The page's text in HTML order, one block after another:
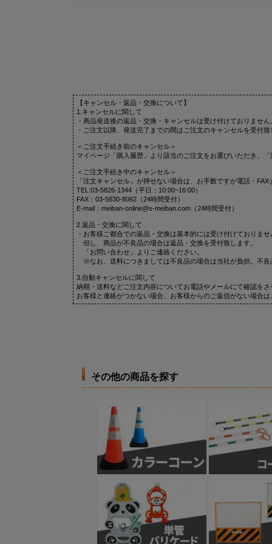
【キャンセル・返品・交換について】
1.キャンセルに関して
・商品発送後の返品・交換・キャンセルは受け付けておりません
・ご注文以降、発送完了までの間はご注文のキャンセルを受付致
＜ご注文手続き前のキャンセル＞
マイページ「購入履歴」より該当のご注文をお選びいただき、
＜ご注文手続き中のキャンセル＞
「注文キャンセル」が押せない場合は、お手数ですが電話・
TEL:03-5826-1344（平日：10:00~16:00）
FAX：03-5830-8062（24時間受付）
E-mail：meiban-online@s-meiban.com（24時間受付）
2.返品・交換に関して
・お客様ご都合での返品・交換は基本的には受け付けておりませ
但し、商品が不良品の場合は返品・交換を受付致します。
「お問い合わせ」よりご連絡ください。
※なお、送料につきましては不良品の場合は当社が負担。不良
3.自動キャンセルに関して
納期・送料などご注文内容についてお電話やメールにて確認を
お客様と連絡がつかない場合、お客様からのご返信がない場合
その他の商品を探す